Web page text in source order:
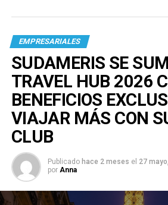
EMPRESARIALES
SUDAMERIS SE
TRAVEL HUB 2026
BENEFICIOS
VIAJAR MÁS CON
CLUB
Publicado hace 2 meses el 27
por Anna